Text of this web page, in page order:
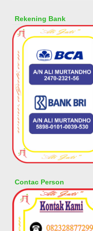
Rekening Bank
Contac Person